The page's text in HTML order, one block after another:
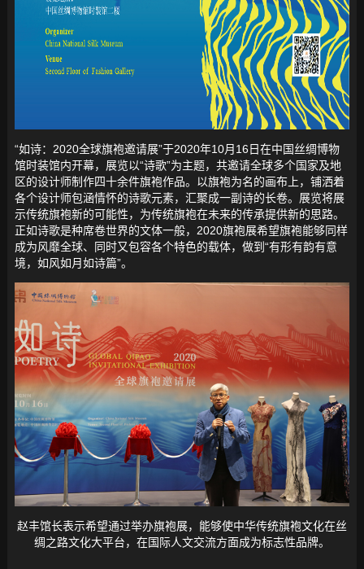
“如诗：2020全球旗袍邀请展”于2020年10月16日在中国丝绸博物
馆时装馆内开幕，展览以“诗歌”为主题，共邀请全球多个国家及地
区的设计师制作四十余件旗袍作品。以旗袍为名的画布上，铺洒着
各个设计师包涵情怀的诗歌元素，汇聚成一副诗的长卷。展览将展
示传统旗袍新的可能性，为传统旗袍在未来的传承提供新的思路。
正如诗歌是种席卷世界的文体一般，2020旗袍展希望旗袍能够同样
成为风靡全球、同时又包容各个特色的载体，做到“有形有韵有意
境，如风如月如诗篇”。
赵丰馆长表示希望通过举办旗袍展，能够使中华传统旗袍文化在丝
绸之路文化大平台，在国际人文交流方面成为标志性品牌。